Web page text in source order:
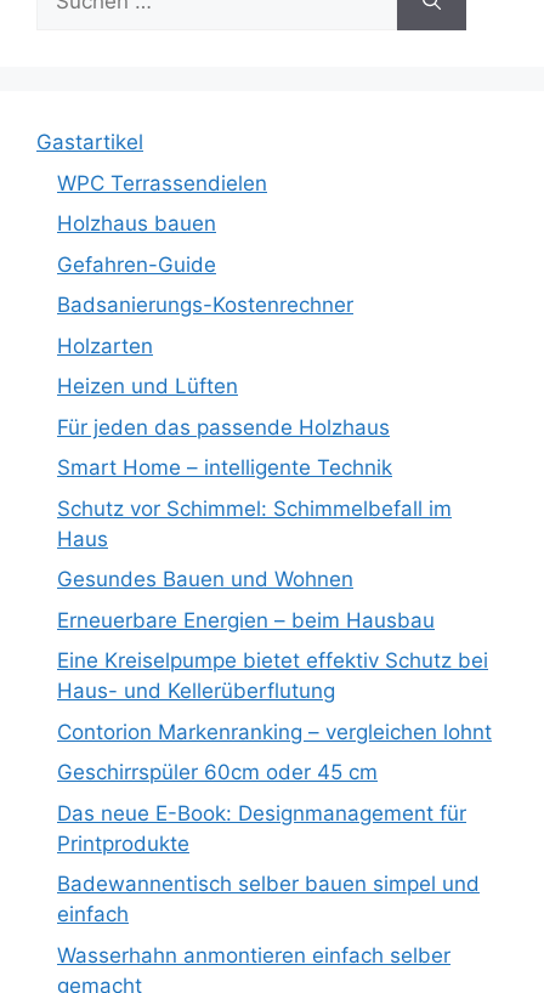
nach:
Gastartikel
WPC Terrassendielen
Holzhaus bauen
Gefahren-Guide
Badsanierungs-Kostenrechner
Holzarten
Heizen und Lüften
Für jeden das passende Holzhaus
Smart Home – intelligente Technik
Schutz vor Schimmel: Schimmelbefall im
Haus
Gesundes Bauen und Wohnen
Erneuerbare Energien – beim Hausbau
Eine Kreiselpumpe bietet effektiv Schutz bei
Haus- und Kellerüberflutung
Contorion Markenranking – vergleichen lohnt
Geschirrspüler 60cm oder 45 cm
Das neue E-Book: Designmanagement für
Printprodukte
Badewannentisch selber bauen simpel und
einfach
Wasserhahn anmontieren einfach selber
gemacht